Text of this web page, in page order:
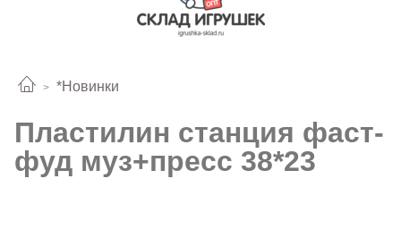
*Новинки
Пластилин станция фаст-
фуд муз+пресс 38*23